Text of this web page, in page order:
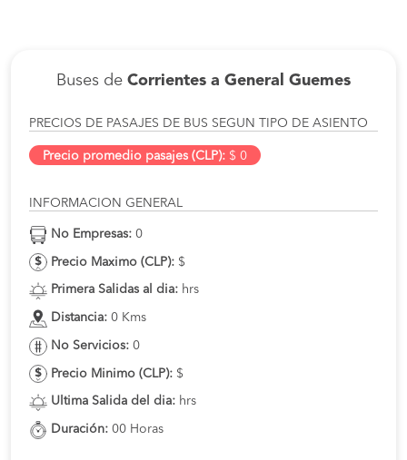
Buses de Corrientes a General Guemes
PRECIOS DE PASAJES DE BUS SEGUN TIPO DE ASIENTO
Precio promedio pasajes (CLP): $ 0
INFORMACION GENERAL
No Empresas: 0
Precio Maximo (CLP): $
Primera Salidas al dia: hrs
Distancia: 0 Kms
No Servicios: 0
Precio Minimo (CLP): $
Ultima Salida del dia: hrs
Duración: 00 Horas